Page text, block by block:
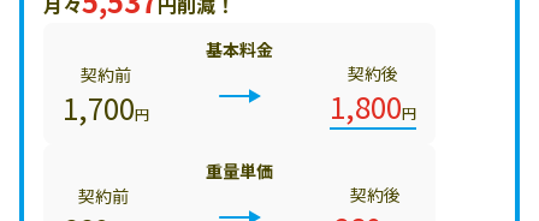
基本料金
契約前
1,700円
契約後
1,800円
重量単価
契約前
契約後